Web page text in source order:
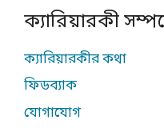
ক্যারিয়ারকী
ক্যারিয়ারকীর কথা
ফিডব্যাক
যোগাযোগ